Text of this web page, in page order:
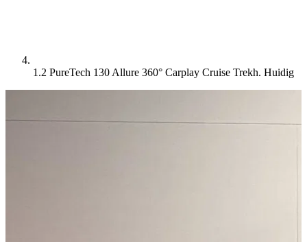
1.2 PureTech 130 Allure 360° Carplay Cruise Trekh. Huidig